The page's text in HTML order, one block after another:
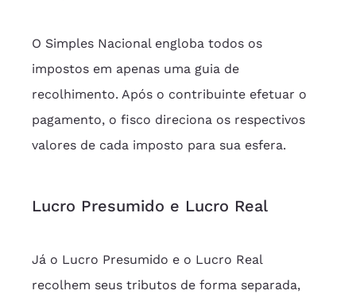
O Simples Nacional engloba todos os
impostos em apenas uma guia de
recolhimento. Após o contribuinte efetuar o
pagamento, o fisco direciona os respectivos
valores de cada imposto para sua esfera.
Lucro Presumido e Lucro Real
Já o Lucro Presumido e o Lucro Real
recolhem seus tributos de forma separada,